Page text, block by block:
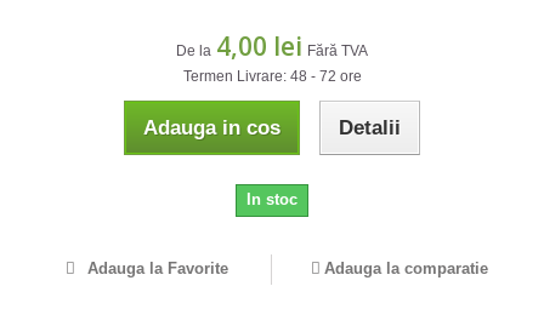
De la 4,00 lei Fără TVA
Termen Livrare: 48 - 72 ore
Adauga in cos Detalii
In stoc
Adauga la Favorite Adauga la comparatie